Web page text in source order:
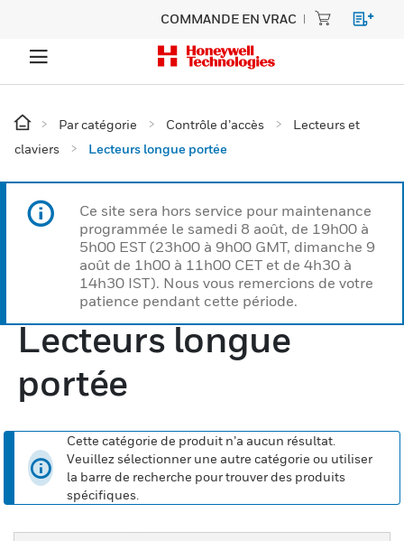
COMMANDE EN VRAC
Par catégorie Contrôle d’accès
Lecteurs et
claviers
Lecteurs longue portée
Ce site sera hors service pour maintenance
programmée le samedi 8 août, de 19h00 à
5h00 EST (23h00 à 9h00 GMT, dimanche 9
août de 1h00 à 11h00 CET et de 4h30 à
14h30 IST). Nous vous remercions de votre
patience pendant cette période.
Lecteurs longue
portée
Cette catégorie de produit n’a aucun résultat.
Veuillez sélectionner une autre catégorie ou utiliser
la barre de recherche pour trouver des produits
spécifiques.